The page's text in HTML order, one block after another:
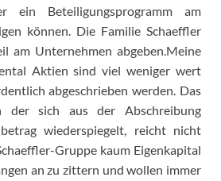
ein Beteiligungsprogramm am
können. Die Familie Schaeffler
am Unternehmen abgeben.Meine
Aktien sind viel weniger wert
abgeschrieben werden. Das
der sich aus der Abschreibung
wiederspiegelt, reicht nicht
Gruppe kaum Eigenkapital
an zu zittern und wollen immer